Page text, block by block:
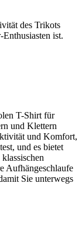
des Trikots
ist.
T-Shirt für
und Klettern
und Komfort,
und es bietet
Aufhängeschlaufe
Sie unterwegs